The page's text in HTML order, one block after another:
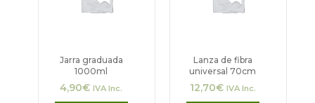
Jarra graduada
1000ml
4,90€ IVA Inc.
Lanza de fibra
universal 70cm
12,70€ IVA Inc.